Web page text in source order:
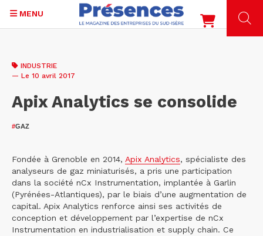
contenu
MENU
INDUSTRIE
— Le 10 avril 2017
Apix Analytics se consolide
#GAZ
Fondée à Grenoble en 2014, Apix Analytics, spécialiste des
analyseurs de gaz miniaturisés, a pris une participation
dans la société nCx Instrumentation, implantée à Garlin
(Pyrénées-Atlantiques), par le biais d’une augmentation de
capital. Apix Analytics renforce ainsi ses activités de
conception et développement par l’expertise de nCx
Instrumentation en industrialisation et supply chain. Ce